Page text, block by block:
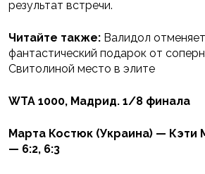
результат встречи.
Читайте также: Валидол
фантастический подарок от
Свитолиной место в элите
WTA 1000, Мадрид. 1/8 финала
Марта Костюк (Украина) — Кэти
— 6:2, 6:3